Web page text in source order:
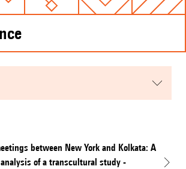
between New York and Kolkata: A
of a transcultural study -